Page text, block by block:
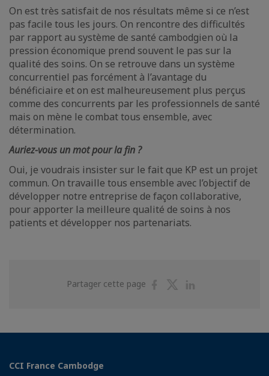
On est très satisfait de nos résultats même si ce n’est
pas facile tous les jours. On rencontre des difficultés
par rapport au système de santé cambodgien où la
pression économique prend souvent le pas sur la
qualité des soins. On se retrouve dans un système
concurrentiel pas forcément à l’avantage du
bénéficiaire et on est malheureusement plus perçus
comme des concurrents par les professionnels de santé
mais on mène le combat tous ensemble, avec
détermination.
Auriez-vous un mot pour la fin ?
Oui, je voudrais insister sur le fait que KP est un projet
commun. On travaille tous ensemble avec l’objectif de
développer notre entreprise de façon collaborative,
pour apporter la meilleure qualité de soins à nos
patients et développer nos partenariats.
Partager cette page
PartagerPartager
CCI France Cambodge